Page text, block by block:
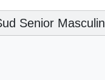
Senior Masculin